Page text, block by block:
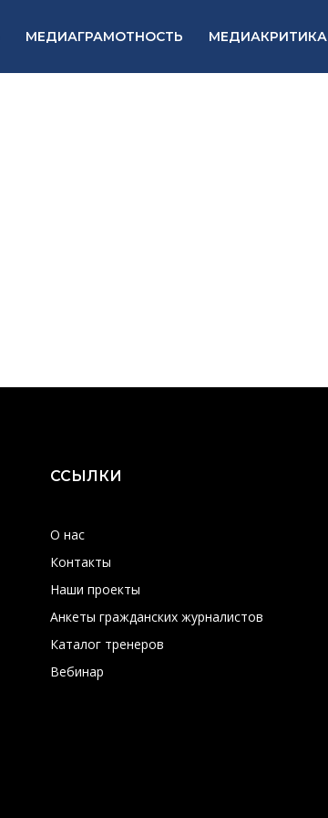
МЕДИАГРАМОТНОСТЬ МЕДИАКРИТИКА
ССЫЛКИ
О нас
Контакты
Наши проекты
Анкеты гражданских журналистов
Каталог тренеров
Вебинар